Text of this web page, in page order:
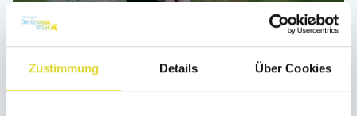
Zustimmung Details Über Cookies